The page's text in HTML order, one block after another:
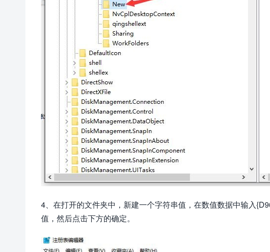
4、在打开的文件夹中，新建一个字符串值，在数值数据中输入
值，然后点击下方的确定。